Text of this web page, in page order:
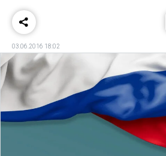
03.06.2016 18:02